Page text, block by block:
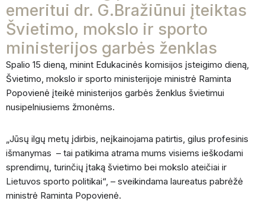
emeritui dr. G.Bražiūnui įteiktas
Švietimo, mokslo ir sporto
ministerijos garbės ženklas
Spalio 15 dieną, minint Edukacinės komisijos įsteigimo dieną,
Švietimo, mokslo ir sporto ministerijoje ministrė Raminta
Popovienė įteikė ministerijos garbės ženklus švietimui
nusipelniusiems žmonėms.
„Jūsų ilgų metų įdirbis, neįkainojama patirtis, gilus profesinis
išmanymas – tai patikima atrama mums visiems ieškodami
sprendimų, turinčių įtaką švietimo bei mokslo ateičiai ir
Lietuvos sporto politikai“, – sveikindama laureatus pabrėžė
ministrė Raminta Popovienė.